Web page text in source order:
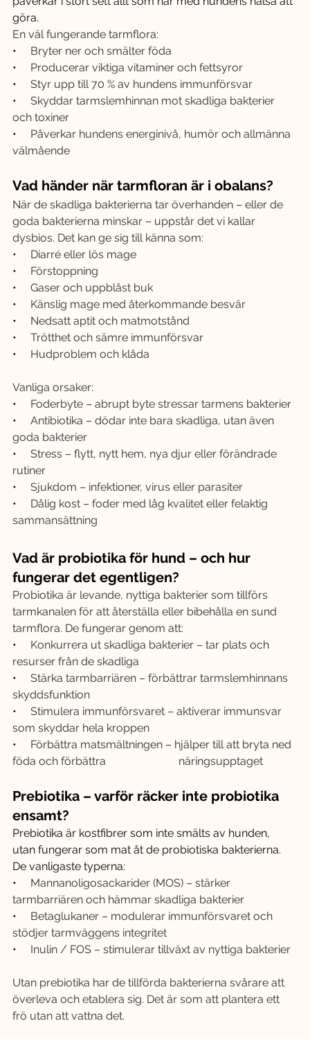
göra.
En väl fungerande tarmflora:
• Bryter ner och smälter föda
• Producerar viktiga vitaminer och fettsyror
• Styr upp till 70 % av hundens immunförsvar
• Skyddar tarmslemhinnan mot skadliga bakterier
och toxiner
• Påverkar hundens energinivå, humör och allmänna
välmående
Vad händer när tarmfloran är i obalans?
När de skadliga bakterierna tar överhanden – eller de
goda bakterierna minskar – uppstår det vi kallar
dysbios. Det kan ge sig till känna som:
• Diarré eller lös mage
• Förstoppning
• Gaser och uppblåst buk
• Känslig mage med återkommande besvär
• Nedsatt aptit och matmotstånd
• Trötthet och sämre immunförsvar
• Hudproblem och klåda
Vanliga orsaker:
• Foderbyte – abrupt byte stressar tarmens bakterier
• Antibiotika – dödar inte bara skadliga, utan även
goda bakterier
• Stress – flytt, nytt hem, nya djur eller förändrade
rutiner
• Sjukdom – infektioner, virus eller parasiter
• Dålig kost – foder med låg kvalitet eller felaktig
sammansättning
Vad är probiotika för hund – och hur
fungerar det egentligen?
Probiotika är levande, nyttiga bakterier som tillförs
tarmkanalen för att återställa eller bibehålla en sund
tarmflora. De fungerar genom att:
• Konkurrera ut skadliga bakterier – tar plats och
resurser från de skadliga
• Stärka tarmbarriären – förbättrar tarmslemhinnans
skyddsfunktion
• Stimulera immunförsvaret – aktiverar immunsvar
som skyddar hela kroppen
• Förbättra matsmältningen – hjälper till att bryta ned
föda och förbättra 			näringsupptaget
Prebiotika – varför räcker inte probiotika
ensamt?
Prebiotika är kostfibrer som inte smälts av hunden,
utan fungerar som mat åt de probiotiska bakterierna.
De vanligaste typerna:
• Mannanoligosackarider (MOS) – stärker
tarmbarriären och hämmar skadliga bakterier
• Betaglukaner – modulerar immunförsvaret och
stödjer tarmväggens integritet
• Inulin / FOS – stimulerar tillväxt av nyttiga bakterier
Utan prebiotika har de tillförda bakterierna svårare att
överleva och etablera sig. Det är som att plantera ett
frö utan att vattna det.